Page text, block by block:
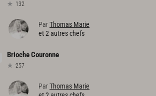
132
ParThomas Marie
et 2 autres chefs
BriocheCouronne
257
ParThomas Marie